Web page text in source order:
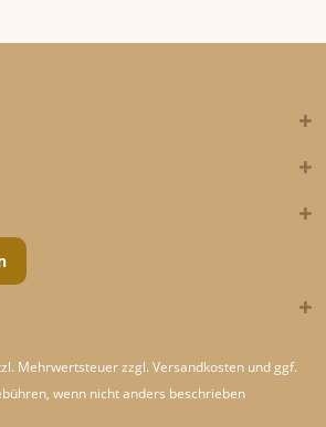
Mehrwertsteuer zzgl. Versandkosten und ggf.
wenn nicht anders beschrieben